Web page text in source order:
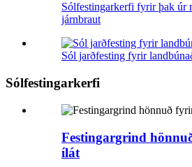
Sólfestingarkerfi fyrir þak úr
járnbraut
Sól jarðfesting fyrir
Sólfestingarkerfi
Festingargrind
ílát